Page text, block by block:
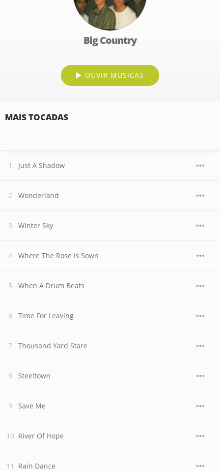
Big Country
OUVIR MÚSICAS
MAIS TOCADAS
Just A Shadow
Wonderland
Winter Sky
Where The Rose Is Sown
When A Drum Beats
Time For Leaving
Thousand Yard Stare
Steeltown
Save Me
River Of Hope
Rain Dance